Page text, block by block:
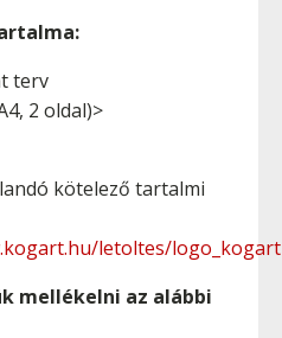
terv
2 oldal)>
kötelező tartalmi
letoltes/logo_kogart
mellékelni az alábbi